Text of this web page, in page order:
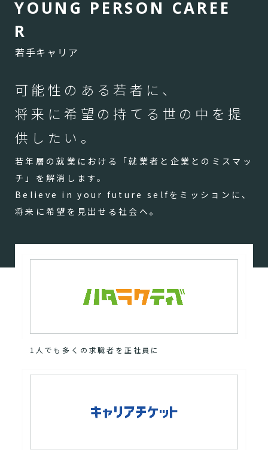
YOUN G PERSON CAREE
R
若手キャリア
可能性のある若者に、
将来に希望の持てる世の中を提
供したい。
若年層の就業における「就業者と企業とのミスマッ
チ」を解消します。
Believe in your future selfをミッションに、
将来に希望を見出せる社会へ。
1人でも多くの求職者を正社員に